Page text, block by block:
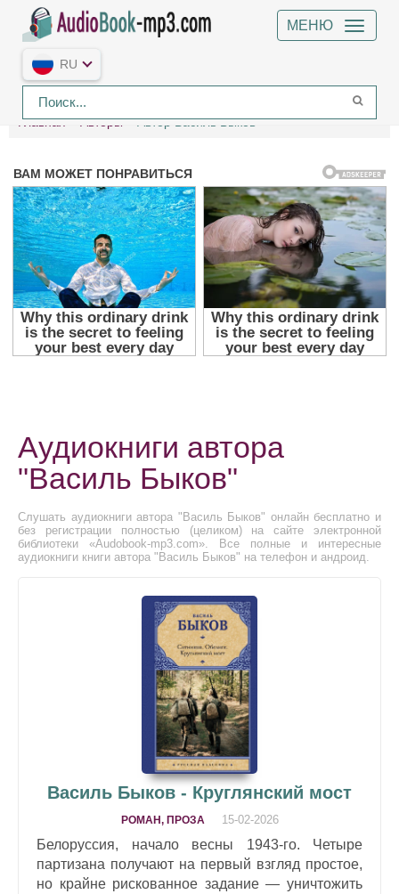
МЕНЮ
RU
Главная Авторы Автор Василь Быков
Аудиокниги автора
"Василь Быков"
Слушать аудиокниги автора "Василь Быков" онлайн бесплатно и
без регистрации полностью (целиком) на сайте электронной
библиотеки «Audobook-mp3.com». Все полные и интересные
аудиокниги книги автора "Василь Быков" на телефон и андроид.
Василь Быков - Круглянский мост
РОМАН, ПРОЗА 15-02-2026
Белоруссия, начало весны 1943-го. Четыре
партизана получают на первый взгляд простое,
но крайне рискованное задание — уничтожить